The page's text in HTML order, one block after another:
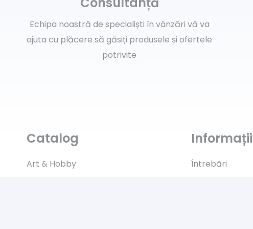
Echipa noastră de specialiști în vânzări vă va
ajuta cu plăcere să găsiți produsele și ofertele
potrivite
Catalog
Art & Hobby
Informații
Întrebări